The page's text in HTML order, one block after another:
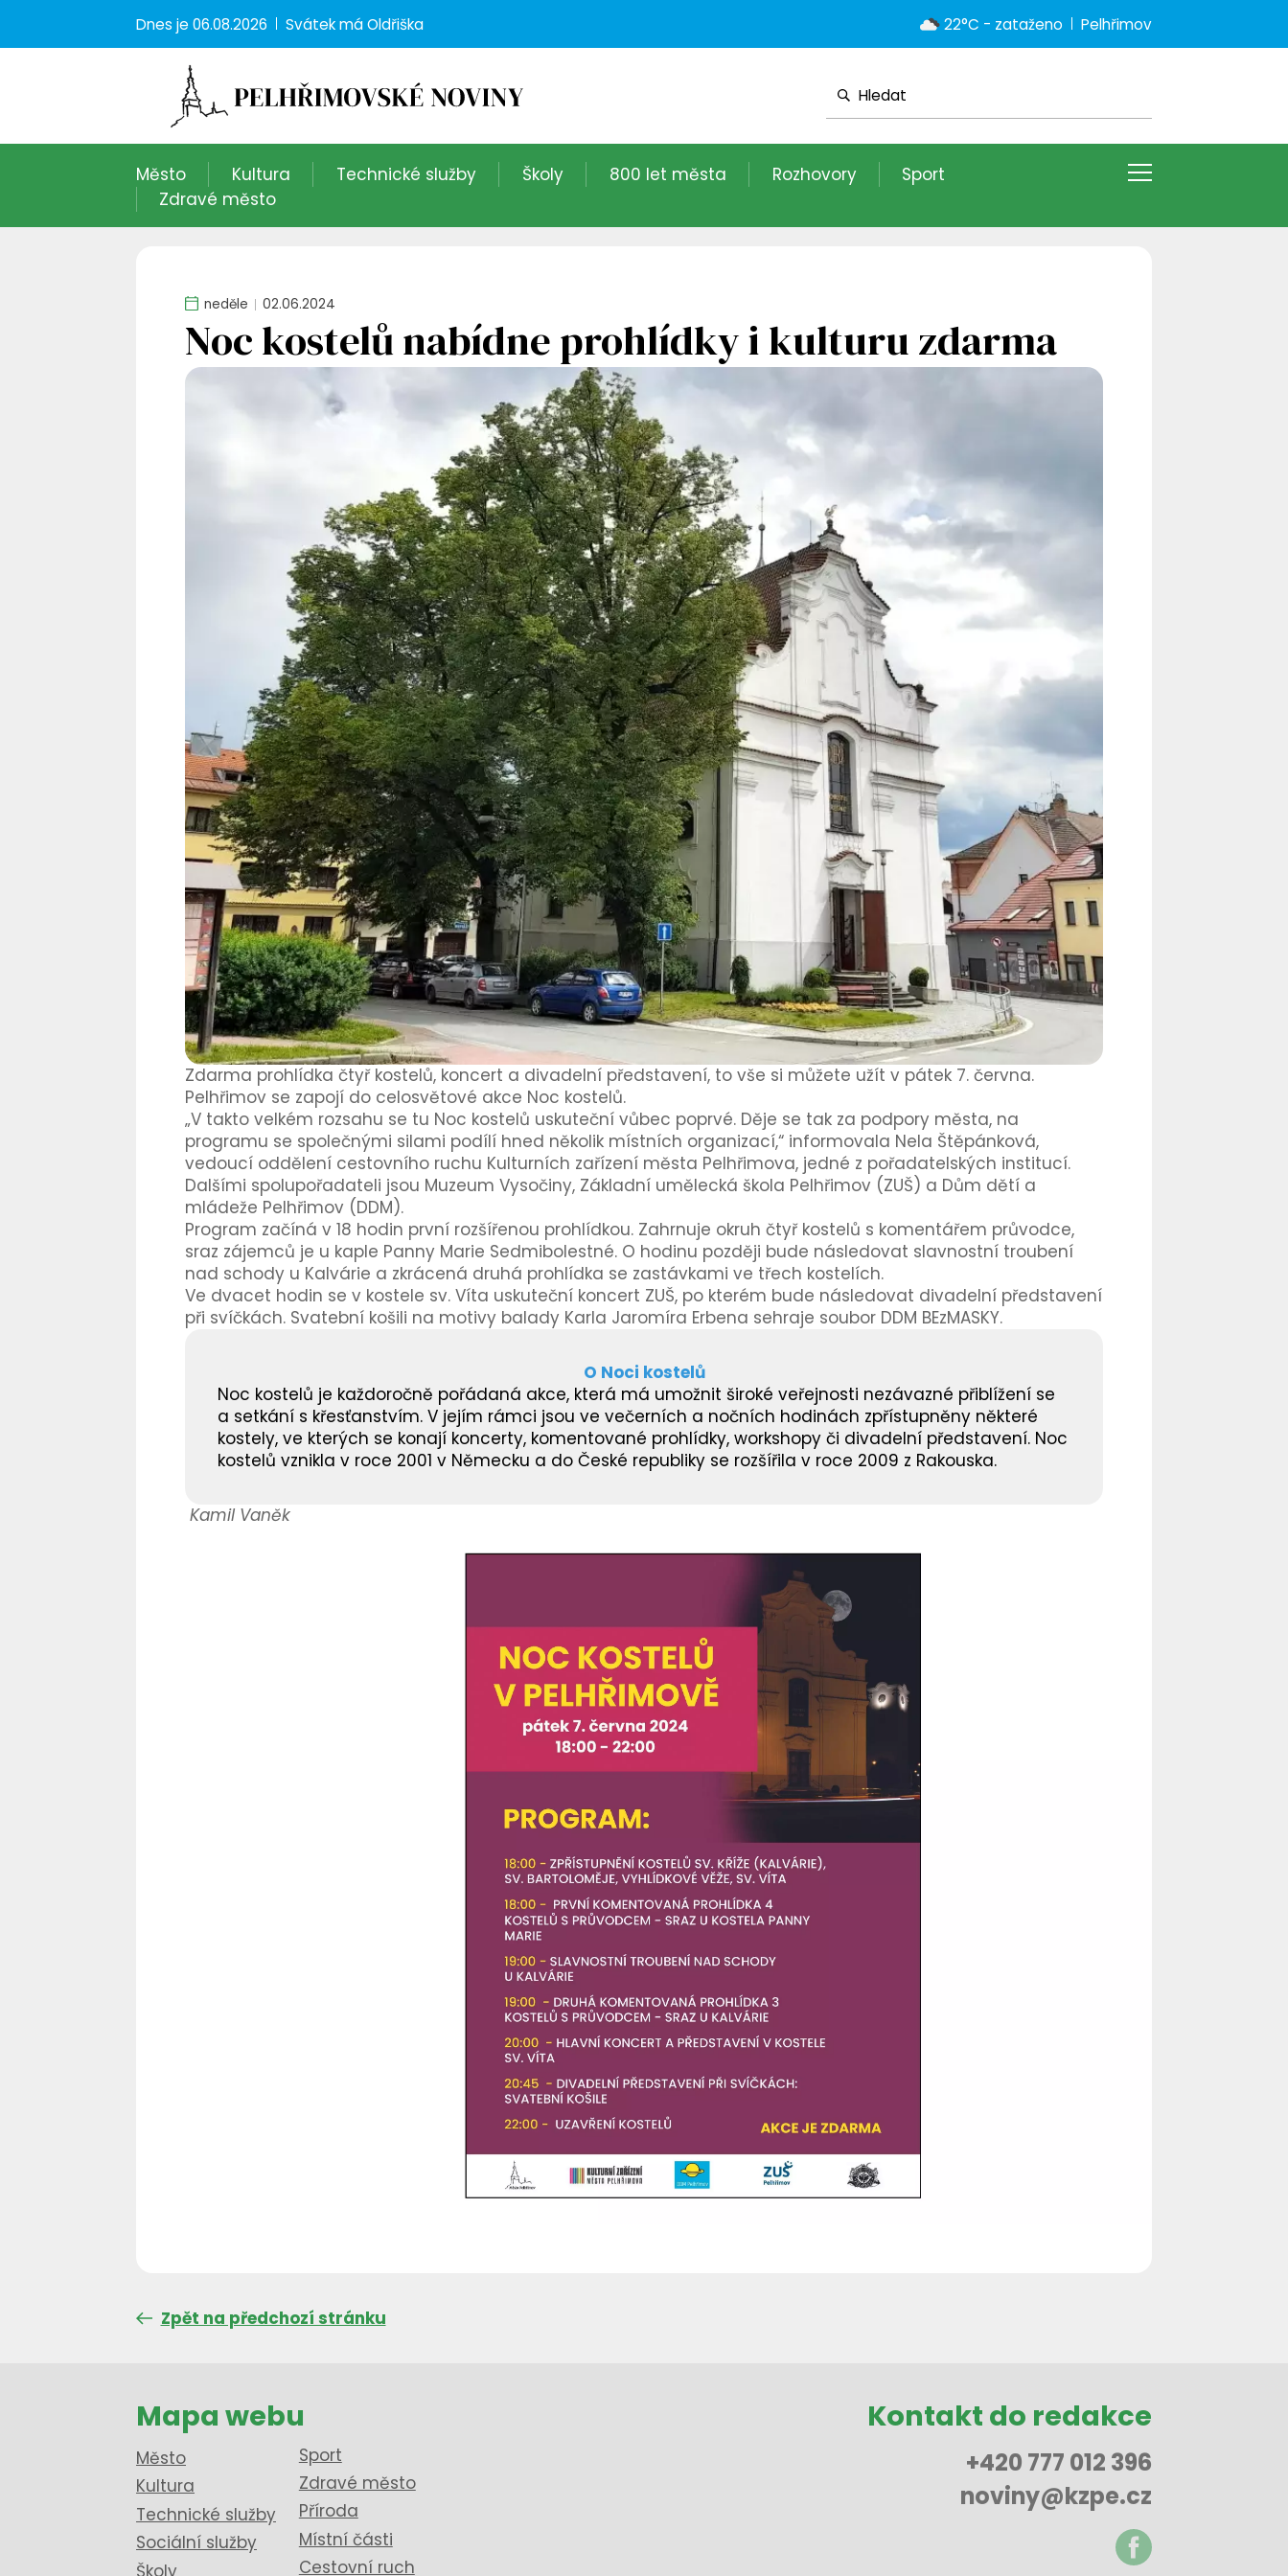
Dnes je 06.08.2026 Svátek máOldřiška 22°C - zataženo Pelhřimov
Město Kultura Technické služby Školy 800 let města Rozhovory
Sport
Zdravé město
neděle 02.06.2024
Noc kostelů nabídne prohlídky i kulturu zdarma
Zdarma prohlídka čtyř kostelů, koncert a divadelní představení, to vše si můžete užít v pátek 7. června.
Pelhřimov se zapojí do celosvětové akce Noc kostelů.
„V takto velkém rozsahu se tu Noc kostelů uskuteční vůbec poprvé. Děje se tak za podpory města, na
programu se společnými silami podílí hned několik místních organizací,“ informovala Nela Štěpánková,
vedoucí oddělení cestovního ruchu Kulturních zařízení města Pelhřimova, jedné z pořadatelských institucí.
Dalšími spolupořadateli jsou Muzeum Vysočiny, Základní umělecká škola Pelhřimov (ZUŠ) a Dům dětí a
mládeže Pelhřimov (DDM).
Program začíná v 18 hodin první rozšířenou prohlídkou. Zahrnuje okruh čtyř kostelů s komentářem průvodce,
sraz zájemců je u kaple Panny Marie Sedmibolestné. O hodinu později bude následovat slavnostní troubení
nad schody u Kalvárie a zkrácená druhá prohlídka se zastávkami ve třech kostelích.
Ve dvacet hodin se v kostele sv. Víta uskuteční koncert ZUŠ, po kterém bude následovat divadelní představení
při svíčkách. Svatební košili na motivy balady Karla Jaromíra Erbena sehraje soubor DDM BEzMASKY.
O Noci kostelů
Noc kostelů je každoročně pořádaná akce, která má umožnit široké veřejnosti nezávazné přiblížení se
a setkání s křesťanstvím. V jejím rámci jsou ve večerních a nočních hodinách zpřístupněny některé
kostely, ve kterých se konají koncerty, komentované prohlídky, workshopy či divadelní představení. Noc
kostelů vznikla v roce 2001 v Německu a do České republiky se rozšířila v roce 2009 z Rakouska.
Kamil Vaněk
Zpět na předchozí stránku
Mapa webu
Město
Kultura
Technické služby
Sociální služby
Školy
Sport
Zdravé město
Příroda
Místní části
Cestovní ruch
Kontakt do redakce
+420 777 012 396
noviny@kzpe.cz